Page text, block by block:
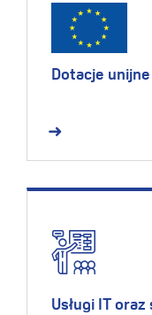
Dotacje unijne
Usługi IT